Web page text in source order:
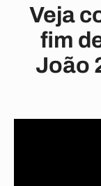
Veja
fim
João